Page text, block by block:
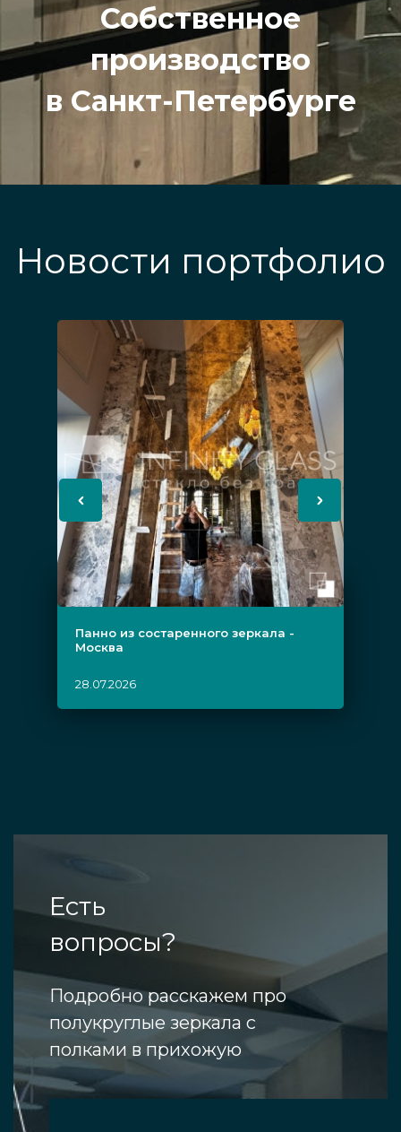
Собственное
производство
в Санкт-Петербурге
Новости портфолио
Панно из состаренного зеркала -
Москва
28.07.2026
Есть
вопросы?
Подробно расскажем про
полукруглые зеркала с
полками в прихожую